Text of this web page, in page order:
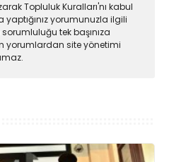
Topluluk Kuralları'nı kabul
yorumunuzla ilgili
tek başınıza
yorumlardan site yönetimi